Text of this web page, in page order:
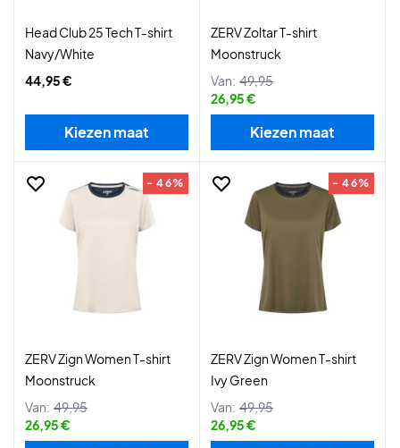
Head Club 25 Tech T-shirt
Navy/White
44,95 €
Kiezen maat
ZERV Zoltar T-shirt
Moonstruck
Van: 49,95
26,95 €
Kiezen maat
- 46%
ZERV Zign Women T-shirt
Moonstruck
Van: 49,95
26,95 €
- 46%
ZERV Zign Women T-shirt
Ivy Green
Van: 49,95
26,95 €